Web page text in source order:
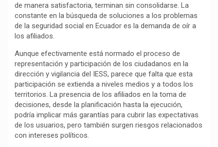
de manera satisfactoria, terminan sin consolidarse. La
constante en la búsqueda de soluciones a los problemas
de la seguridad social en Ecuador es la demanda de oír a
los afiliados.
Aunque efectivamente está normado el proceso de
representación y participación de los ciudadanos en la
dirección y vigilancia del IESS, parece que falta que esta
participación se extienda a niveles medios y a todos los
territorios. La presencia de los afiliados en la toma de
decisiones, desde la planificación hasta la ejecución,
podría implicar más garantías para cubrir las expectativas
de los usuarios, pero también surgen riesgos relacionados
con intereses políticos.